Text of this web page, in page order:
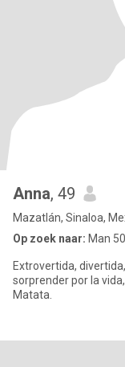
Anna, 49
Mazatlán, Sinaloa,
Op zoek naar: Man
Extrovertida,
sorprender por la
Matata.